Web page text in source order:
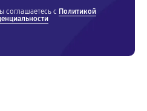
соглашаетесь с Политикой